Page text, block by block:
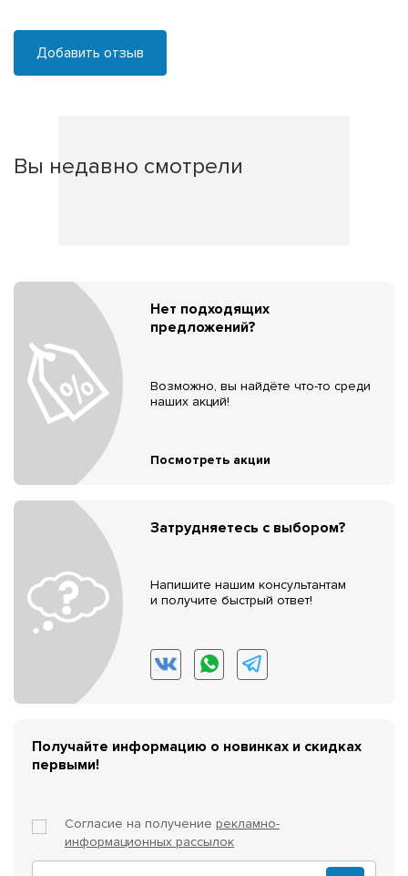
Добавить отзыв
Вы недавно смотрели
Нет подходящих
предложений?
Возможно, вы найдёте что-то среди
наших акций!
Посмотреть акции
Затрудняетесь с выбором?
Напишите нашим консультантам
и получите быстрый ответ!
Получайте информацию о новинках и скидках
первыми!
Согласие на получение рекламно-
информационных рассылок